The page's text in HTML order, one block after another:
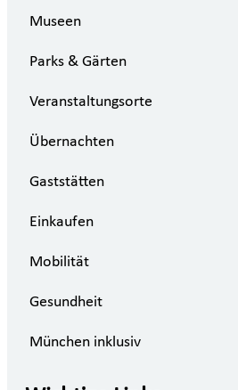
Museen
Parks & Gärten
Veranstaltungsorte
Übernachten
Gaststätten
Einkaufen
Mobilität
Gesundheit
München inklusiv